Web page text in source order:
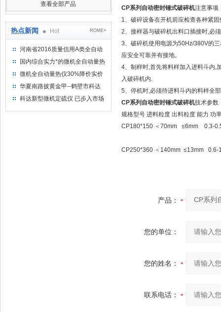
查看全部产品
热点新闻 Hot ROME+
河南省2016质量信用A类全自动
量热仪
国内综合实力*的微机全自动量热
仪制造企业
微机全自动量热仪30%降价实价
出售
华夏南路披黄金甲--鹤壁市科达
仪器仪表有限公司
科达新型微机定硫仪 已步入市场
CP系列自动密封锤式破碎机注意事项
1、破碎设备在开机前应检查各种紧
2、接样器与破碎机出料口插接时,必
3、破碎机使用电源为50Hz/380V的
应安全可靠并有接地。
4、制样时,首先将料样加入进料斗内,
入破碎机内.
5、停机时,必须待进料斗内的料样全
CP系列自动密封锤式破碎机技术参数
规格型号 进料粒度 出料粒度 能力
CP180*150 ＜70mm ≤6mm 0.3-
CP250*360 ＜140mm ≤13mm
产品：
您的单位：
您的姓名：
联系电话：